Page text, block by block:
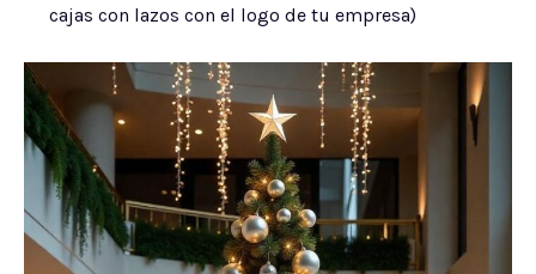
cajas con lazos con el logo de tu empresa)